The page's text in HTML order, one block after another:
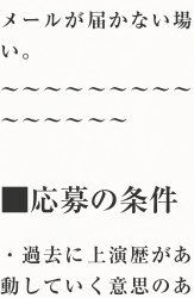
メールが届かない
い。
〜〜〜〜〜〜〜〜
〜〜〜〜〜〜
■応募の条件
・過去に上演歴が
動していく意思のあ